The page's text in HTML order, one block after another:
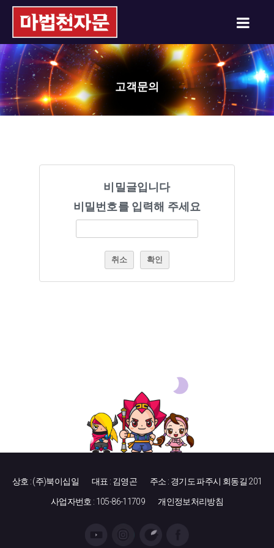
고객문의
비밀글입니다
비밀번호를 입력해 주세요
취소 확인
상호 : (주)북이십일 대표 : 김영곤 주소 : 경기도 파주시 회동길 201
사업자번호 : 105-86-11709 개인정보처리방침